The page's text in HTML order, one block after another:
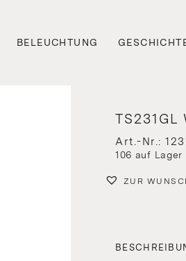
BELEUCHTUNG
TS231GL
Art.-Nr.:
106 auf Lager
ZUR